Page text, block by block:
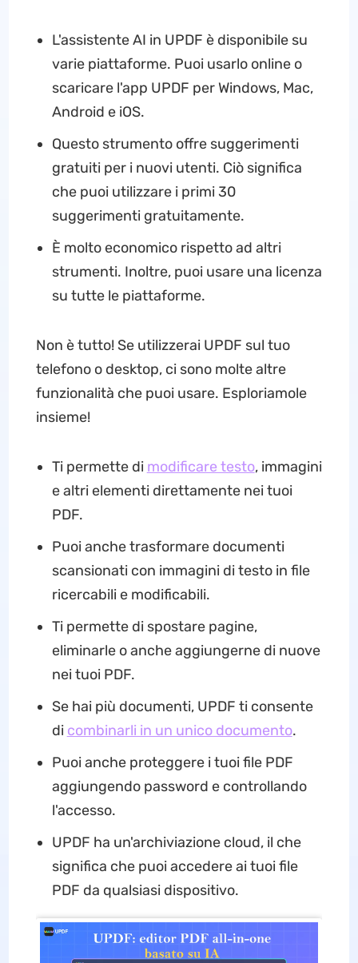
L'assistente AI in UPDF è disponibile su
varie piattaforme. Puoi usarlo online o
scaricare l'app UPDF per Windows, Mac,
Android e iOS.
Questo strumento offre suggerimenti
gratuiti per i nuovi utenti. Ciò significa
che puoi utilizzare i primi 30
suggerimenti gratuitamente.
È molto economico rispetto ad altri
strumenti. Inoltre, puoi usare una licenza
su tutte le piattaforme.
Non è tutto! Se utilizzerai UPDF sul tuo
telefono o desktop, ci sono molte altre
funzionalità che puoi usare. Esploriamole
insieme!
Ti permette di modificare testo, immagini
e altri elementi direttamente nei tuoi
PDF.
Puoi anche trasformare documenti
scansionati con immagini di testo in file
ricercabili e modificabili.
Ti permette di spostare pagine,
eliminarle o anche aggiungerne di nuove
nei tuoi PDF.
Se hai più documenti, UPDF ti consente
di combinarli in un unico documento.
Puoi anche proteggere i tuoi file PDF
aggiungendo password e controllando
l'accesso.
UPDF ha un'archiviazione cloud, il che
significa che puoi accedere ai tuoi file
PDF da qualsiasi dispositivo.